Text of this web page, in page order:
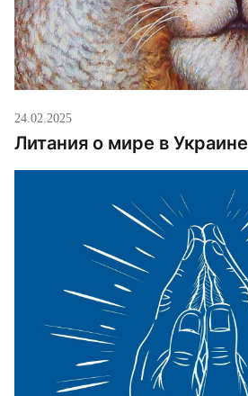
24.02.2025
Литания о мире в Украине